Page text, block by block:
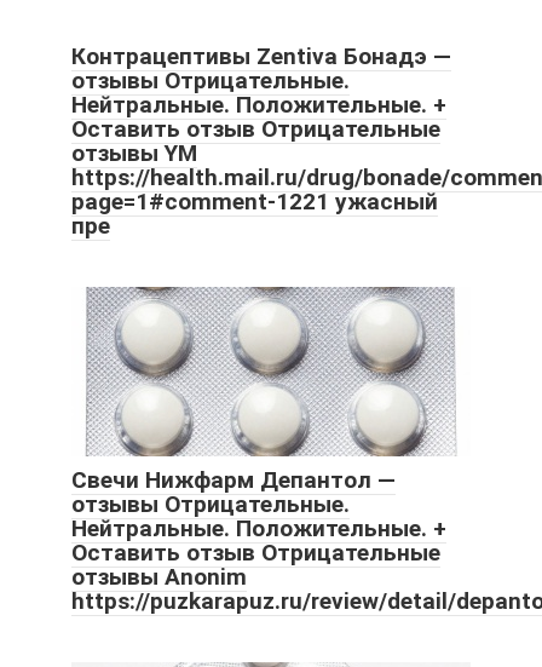
Контрацептивы Zentiva Бонадэ —
отзывы Отрицательные.
Нейтральные. Положительные. +
Оставить отзыв Отрицательные
отзывы YM
https://health.mail.ru/drug/bonade/
page=1#comment-1221 ужасный
пре
Свечи Нижфарм Депантол —
отзывы Отрицательные.
Нейтральные. Положительные. +
Оставить отзыв Отрицательные
отзывы Anonim
https://puzkarapuz.ru/review/detail/